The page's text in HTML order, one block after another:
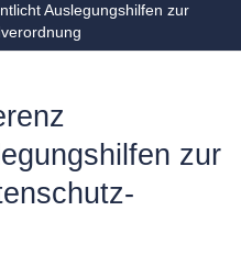
Auslegungshilfen zur
zur